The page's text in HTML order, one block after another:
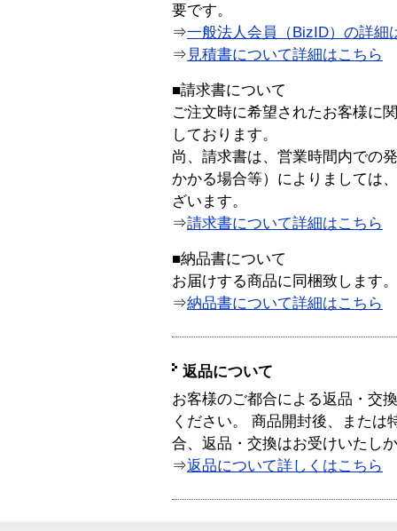
要です。
⇒一般法人会員（BizID）の詳細
⇒ 見積書について詳細はこちら
■請求書について
ご注文時に希望されたお客様に
しております。
尚、請求書は、営業時間内での
かかる場合等）によりましては
ざいます。
⇒請求書について詳細はこちら
■納品書について
お届けする商品に同梱致します。
⇒納品書について詳細はこちら
返品について
お客様のご都合による返品・交
ください。 商品開封後、または
合、返品・交換はお受けいたし
⇒返品について詳しくはこちら